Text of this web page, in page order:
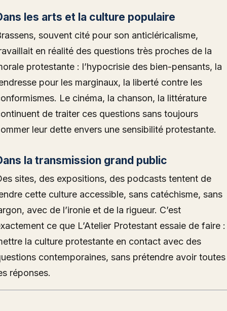
les arts et la culture populaire
souvent cité pour son anticléricalisme,
en réalité des questions très proches de la
protestante : l’hypocrisie des bien-pensants, la
pour les marginaux, la liberté contre les
Le cinéma, la chanson, la littérature
de traiter ces questions sans toujours
leur dette envers une sensibilité protestante.
la transmission grand public
sites, des expositions, des podcasts tentent de
cette culture accessible, sans catéchisme, sans
avec de l’ironie et de la rigueur. C’est
ce que L’Atelier Protestant essaie de faire :
la culture protestante en contact avec des
contemporaines, sans prétendre avoir toutes
réponses.